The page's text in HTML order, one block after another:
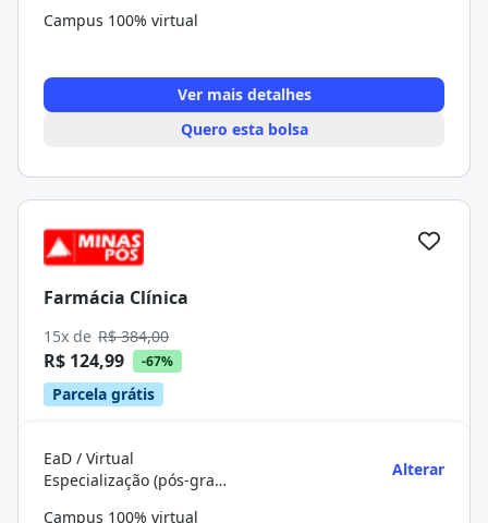
Campus 100% virtual
Ver mais detalhes
Quero esta bolsa
Farmácia Clínica
15x de R$ 384,00
R$ 124,99 -67%
Parcela grátis
EaD / Virtual
Especialização (pós-graduação)
Alterar
Campus 100% virtual